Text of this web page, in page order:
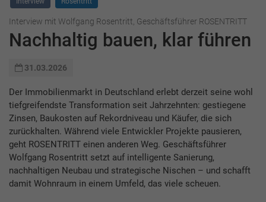
Interview mit Wolfgang Rosentritt, Geschäftsführer ROSENTRITT
Nachhaltig bauen, klar führen
31.03.2026
Der Immobilienmarkt in Deutschland erlebt derzeit seine wohl
tiefgreifendste Transformation seit Jahrzehnten: gestiegene
Zinsen, Baukosten auf Rekordniveau und Käufer, die sich
zurückhalten. Während viele Entwickler Projekte pausieren,
geht ROSENTRITT einen anderen Weg. Geschäftsführer
Wolfgang Rosentritt setzt auf intelligente Sanierung,
nachhaltigen Neubau und strategische Nischen – und schafft
damit Wohnraum in einem Umfeld, das viele scheuen.